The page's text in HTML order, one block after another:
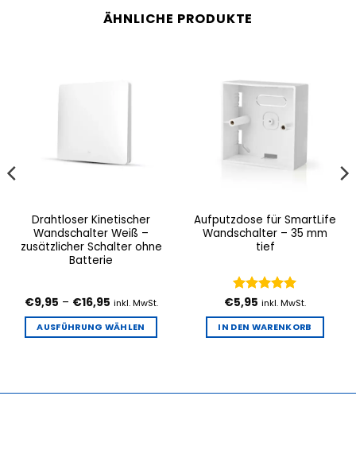
ÄHNLICHE PRODUKTE
Drahtloser Kinetischer
Wandschalter Weiß –
zusätzlicher Schalter ohne
Batterie
€9,95 – €16,95Preisspanne:
bis
€16,95
inkl. MwSt.
AUSFÜHRUNG WÄHLEN
mehrere
Aufputzdose für SmartLife
Wandschalter – 35 mm
tief
Bewertet
mit5von
5
€5,95 inkl. MwSt.
IN DEN WARENKORB